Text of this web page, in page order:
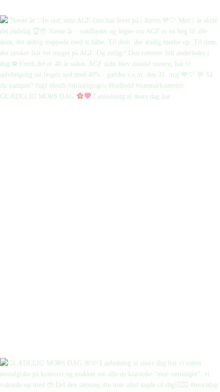
GLÆDELIG MORS DAG I anledning af mors dag har